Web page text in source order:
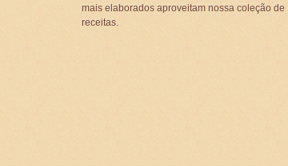
mais elaborados aproveitam nossa coleção de
receitas.